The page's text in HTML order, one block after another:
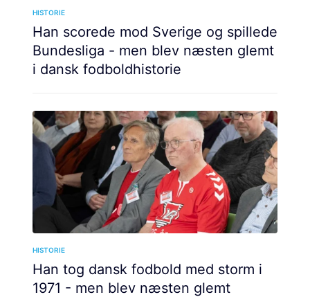
HISTORIE
Han scorede mod Sverige og spillede
Bundesliga - men blev næsten glemt
i dansk fodboldhistorie
HISTORIE
Han tog dansk fodbold med storm i
1971 - men blev næsten glemt